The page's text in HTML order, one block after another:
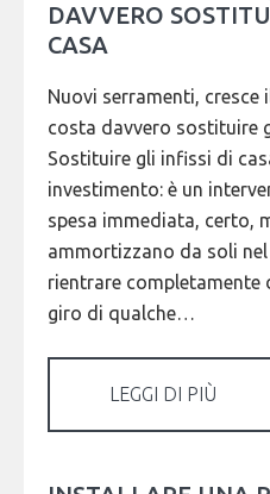
DAVVERO
CASA
Nuovi serramenti,
costa davvero sostituire
Sostituire gli infissi di
investimento: è un
spesa immediata, certo,
ammortizzano da soli
rientrare completamente
giro di qualche…
LEGGI DI PIÙ